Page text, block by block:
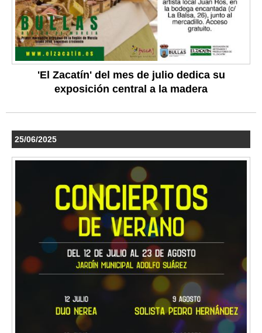
'El Zacatín' del mes de julio dedica su
exposición central a la madera
25/06/2025